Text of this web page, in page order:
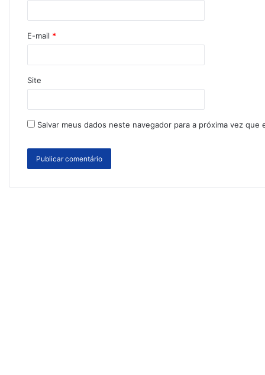
E-mail *
Site
Salvar meus dados neste navegador para a próxima vez que